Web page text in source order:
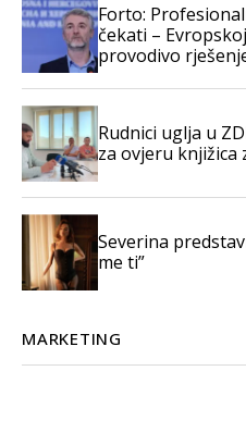
Forto:
čekati –
provodivo
Rudnici uglja u
za ovjeru knjižica
Severina
me ti”
MARKETING